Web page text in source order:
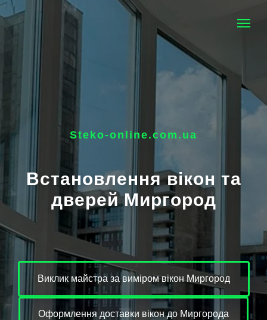
Steko-online.com.ua
Встановлення вікон та
дверей Миргород
Виклик майстра за виміром вікон Миргород
Оформлення доставки вікон до Миргорода